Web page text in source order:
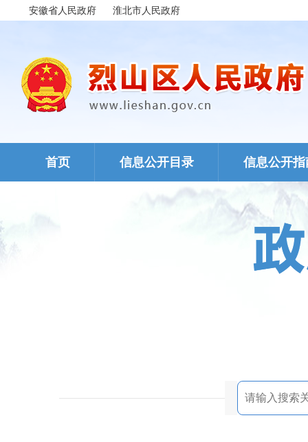
安徽省人民政府 淮北市人民政府
首页 信息公开目录 信息公开指